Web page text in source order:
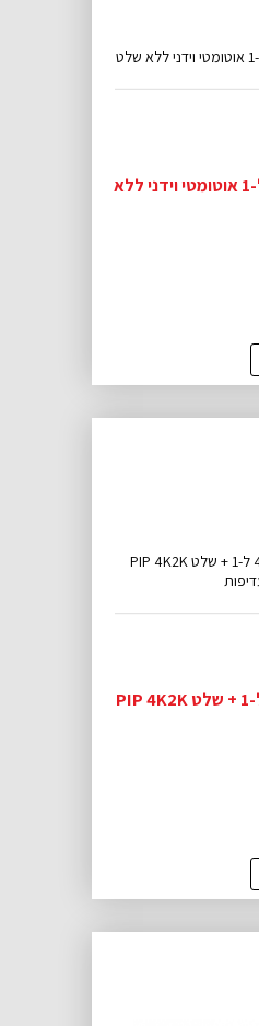
בורר HDMI מ-3 ל-1 אוטומטי וידני ללא
בורר HDMI מ-4 ל-1 + שלט PIP 4K2K